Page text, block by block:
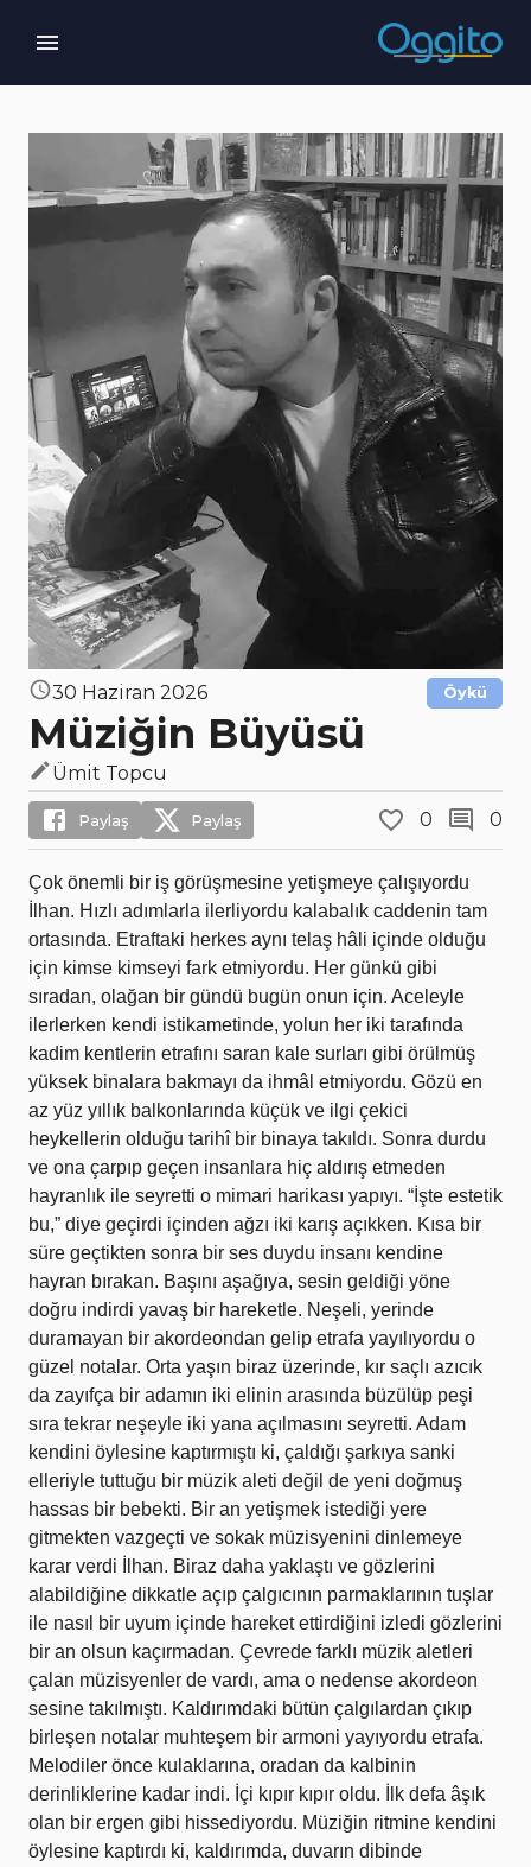
30 Haziran 2026 Öykü
Müziğin Büyüsü
Ümit Topcu
Paylaş Paylaş 0 0
Çok önemli bir iş görüşmesine yetişmeye çalışıyordu
İlhan. Hızlı adımlarla ilerliyordu kalabalık caddenin tam
ortasında. Etraftaki herkes aynı telaş hâli içinde olduğu
için kimse kimseyi fark etmiyordu. Her günkü gibi
sıradan, olağan bir gündü bugün onun için. Aceleyle
ilerlerken kendi istikametinde, yolun her iki tarafında
kadim kentlerin etrafını saran kale surları gibi örülmüş
yüksek binalara bakmayı da ihmâl etmiyordu. Gözü en
az yüz yıllık balkonlarında küçük ve ilgi çekici
heykellerin olduğu tarihî bir binaya takıldı. Sonra durdu
ve ona çarpıp geçen insanlara hiç aldırış etmeden
hayranlık ile seyretti o mimari harikası yapıyı. “İşte estetik
bu,” diye geçirdi içinden ağzı iki karış açıkken. Kısa bir
süre geçtikten sonra bir ses duydu insanı kendine
hayran bırakan. Başını aşağıya, sesin geldiği yöne
doğru indirdi yavaş bir hareketle. Neşeli, yerinde
duramayan bir akordeondan gelip etrafa yayılıyordu o
güzel notalar. Orta yaşın biraz üzerinde, kır saçlı azıcık
da zayıfça bir adamın iki elinin arasında büzülüp peşi
sıra tekrar neşeyle iki yana açılmasını seyretti. Adam
kendini öylesine kaptırmıştı ki, çaldığı şarkıya sanki
elleriyle tuttuğu bir müzik aleti değil de yeni doğmuş
hassas bir bebekti. Bir an yetişmek istediği yere
gitmekten vazgeçti ve sokak müzisyenini dinlemeye
karar verdi İlhan. Biraz daha yaklaştı ve gözlerini
alabildiğine dikkatle açıp çalgıcının parmaklarının tuşlar
ile nasıl bir uyum içinde hareket ettirdiğini izledi gözlerini
bir an olsun kaçırmadan. Çevrede farklı müzik aletleri
çalan müzisyenler de vardı, ama o nedense akordeon
sesine takılmıştı. Kaldırımdaki bütün çalgılardan çıkıp
birleşen notalar muhteşem bir armoni yayıyordu etrafa.
Melodiler önce kulaklarına, oradan da kalbinin
derinliklerine kadar indi. İçi kıpır kıpır oldu. İlk defa âşık
olan bir ergen gibi hissediyordu. Müziğin ritmine kendini
öylesine kaptırdı ki, kaldırımda, duvarın dibinde